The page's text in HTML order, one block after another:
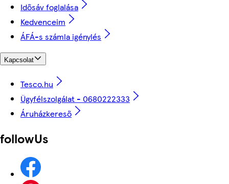
Idősáv foglalása
Kedvenceim
ÁFÁ-s számla igénylés
Kapcsolat
Tesco.hu
Ügyfélszolgálat - 0680222333
Áruházkereső
followUs